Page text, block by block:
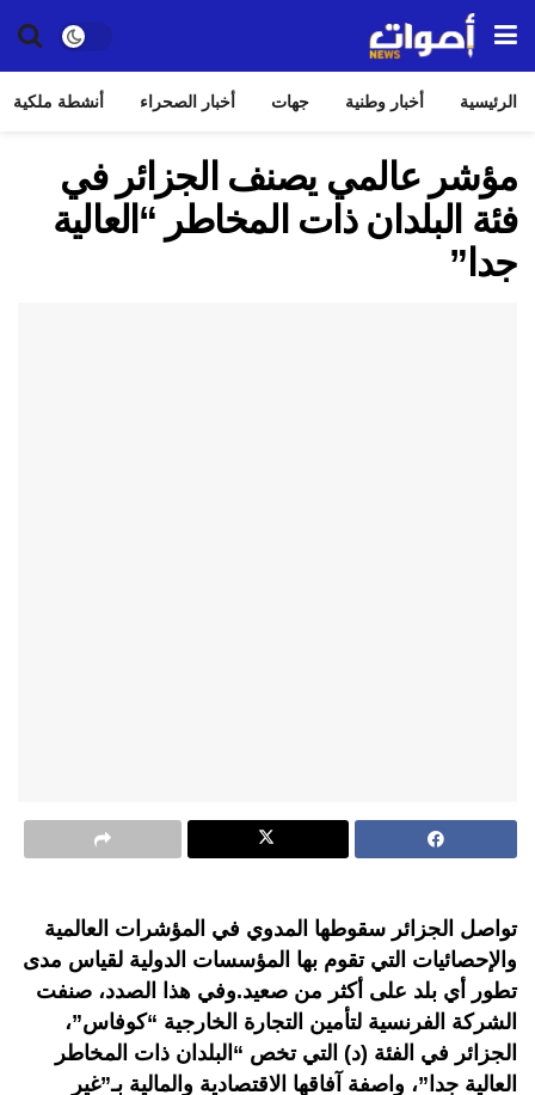
الرئيسية أخبار وطنية جهات أخبار الصحراء أنشطة ملكية
مؤشر عالمي يصنف الجزائر في
فئة البلدان ذات المخاطر “العالية
جدا”
تواصل الجزائر سقوطها المدوي في المؤشرات العالمية
والإحصائيات التي تقوم بها المؤسسات الدولية لقياس مدى
تطور أي بلد على أكثر من صعيد.وفي هذا الصدد، صنفت
الشركة الفرنسية لتأمين التجارة الخارجية “كوفاس”،
الجزائر في الفئة (د) التي تخص “البلدان ذات المخاطر
العالية جدا”، واصفة آفاقها الاقتصادية والمالية بـ”غير